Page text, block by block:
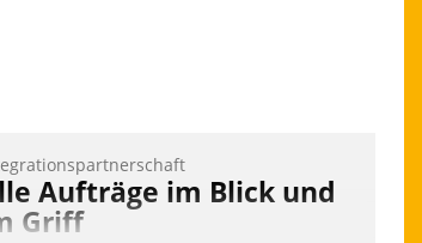
Aufträge im Blick und
Griff